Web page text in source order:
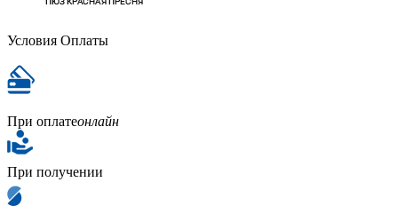
Условия Оплаты
При оплатеонлайн
При получении